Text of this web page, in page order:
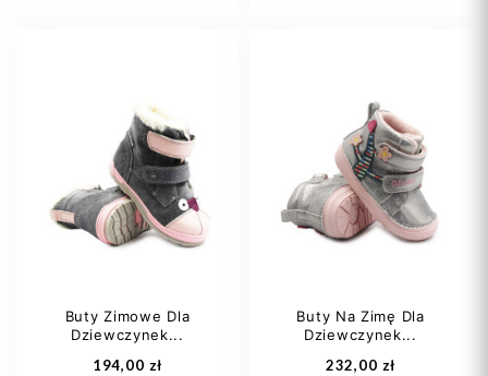
22
23
26
27
Dodaj do koszyka
28
29
30
31 +5
Dodaj do koszyka
Buty Zimowe Dla
Dziewczynek...
194,00 zł
Buty Na Zimę Dla
Dziewczynek...
232,00 zł